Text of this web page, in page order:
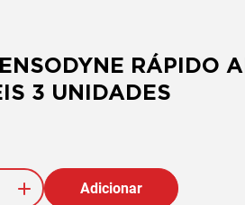
RÁPIDO
3 UNIDADES
Adicionar